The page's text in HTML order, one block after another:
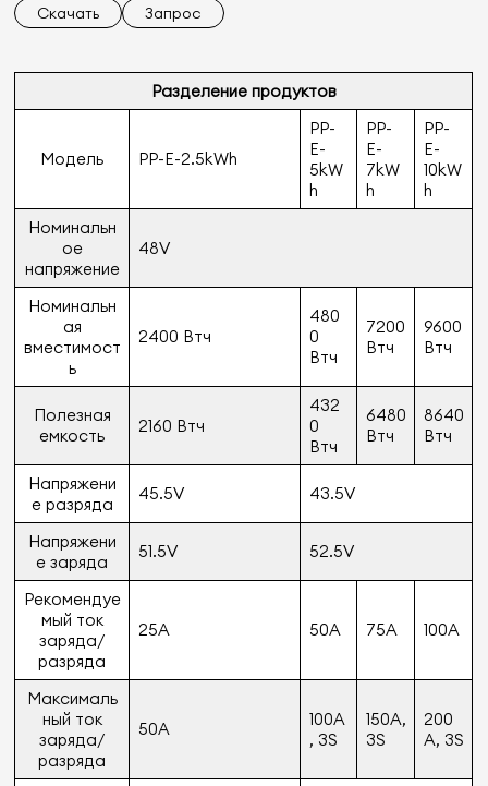
Скачать Запрос
Разделение продуктов
Модель PP-E-2.5kWh
PP-
E-
5kW
h
PP-
E-
7kW
h
PP-
E-
10kW
h
Номинальн
ое
напряжение
48V
Номинальн
ая
вместимост
ь
2400 Втч
480
0
Втч
7200
Втч
9600
Втч
Полезная
емкость
2160 Втч
432
0
Втч
6480
Втч
8640
Втч
Напряжени
е разряда
45.5V 43.5V
Напряжени
е заряда
51.5V 52.5V
Рекомендуе
мый ток
заряда/
разряда
25A 50A 75A 100A
Максималь
ный ток
заряда/
разряда
50A
100A
, 3S
150A,
3S
200
A, 3S